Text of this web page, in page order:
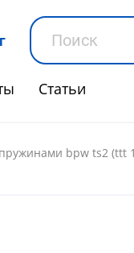
Статьи
bpw ts2 (ttt